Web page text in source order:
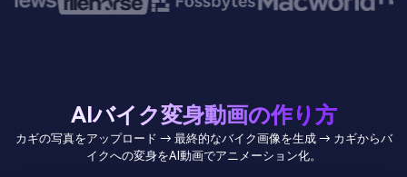
AIバイク変身動画の作り方
カギの写真をアップロード → 最終的なバイク画像を生成 → カギからバ
イクへの変身をAI動画でアニメーション化。